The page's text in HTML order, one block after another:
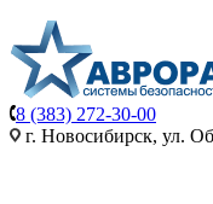
8 (383) 272-30-00
г. Новосибирск, ул.